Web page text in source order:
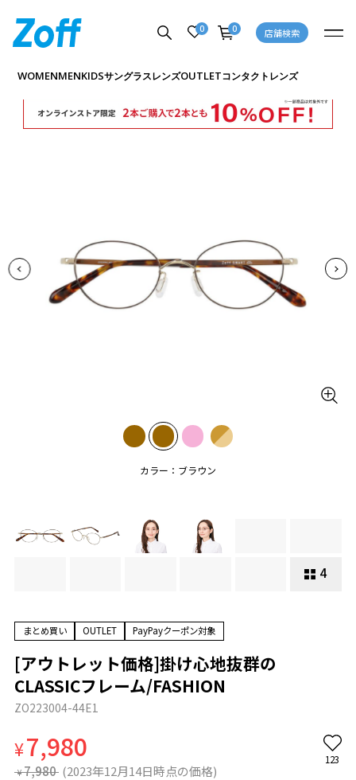
0 0 店舗検索
WOMENMENKIDSサングラスレンズOUTLETコンタクトレンズ
カラー：ブラウン
4
商品詳細ページへ
まとめ買い OUTLET PayPayクーポン対象
[アウトレット価格]掛け心地抜群の
CLASSICフレーム/FASHION
ZO223004-44E1
¥7,980
¥ 7,980 (2023年12月14日時点の価格)
123